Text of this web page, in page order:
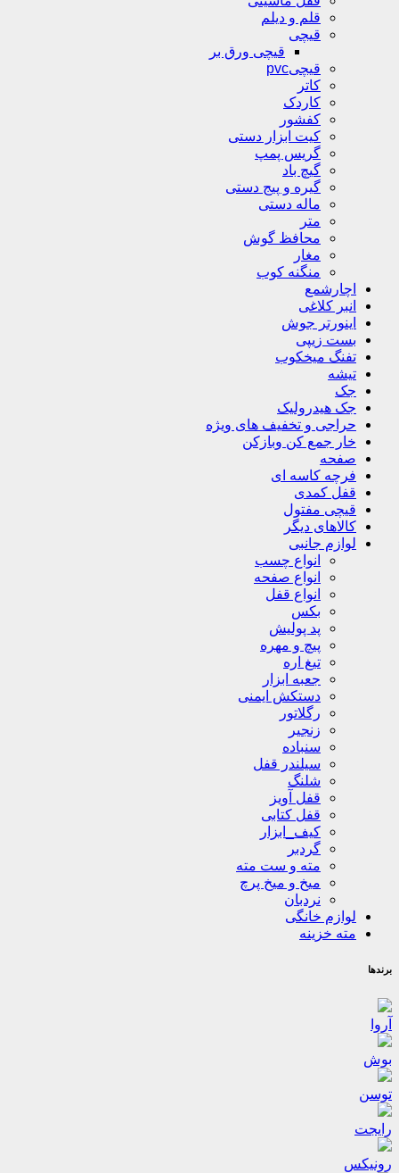
قلم و دیلم
قیچی
قیچی ورق بر
قیچیpvc
کاتر
کاردک
کفشور
کیت ابزار دستی
گریس پمپ
گیچ باد
گیره و پیج دستی
ماله دستی
متر
محافظ گوش
مغار
منگنه کوب
اچارشمع
انبر کلاغی
اینورتر جوش
بست زیپی
تفنگ میخکوب
تیشه
جک
جک هیدرولیک
حراجی و تخفیف های ویژه
خار جمع کن وبازکن
صفحه
فرچه کاسه ای
قفل کمدی
قیچی مفتول
کالاهای دیگر
لوازم جانبی
انواع چسب
انواع صفحه
انواع قفل
بکس
پد پولیش
پیچ و مهره
تیغ اره
جعبه ابزار
دستکش ایمنی
رگلاتور
زنجیر
سنباده
سیلندر قفل
شلنگ
قفل آویز
قفل کتابی
کیف_ابزار
گردبر
مته و ست مته
میخ و میخ پرچ
نردبان
لوازم خانگی
مته خزینه
برندها
آروا
بوش
توسن
رایجت
رونیکس